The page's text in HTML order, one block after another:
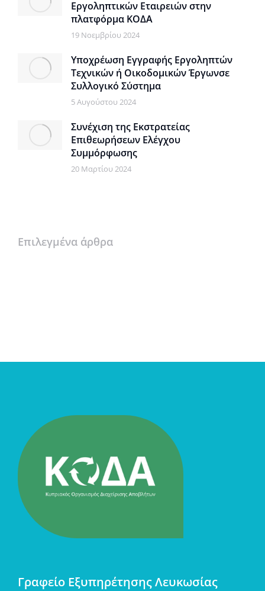
Εργοληπτικών Εταιρειών στην
πλατφόρμα ΚΟΔΑ
19 Νοεμβρίου 2024
Υποχρέωση Εγγραφής Εργοληπτών
Τεχνικών ή Οικοδομικών Έργωνσε
Συλλογικό Σύστημα
5 Αυγούστου 2024
Συνέχιση της Εκστρατείας
Επιθεωρήσεων Ελέγχου
Συμμόρφωσης
20 Μαρτίου 2024
Επιλεγμένα άρθρα
Γραφείο Εξυπηρέτησης Λευκωσίας